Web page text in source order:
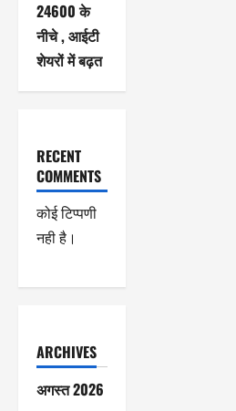
24600 के
नीचे , आईटी
शेयरों में बढ़त
RECENT
COMMENTS
कोई टिप्पणी
नही है।
ARCHIVES
अगस्त 2026